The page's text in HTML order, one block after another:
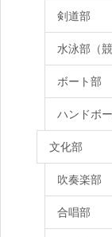
剣道部
水泳部（
ボート部
ハンドボ
文化部
吹奏楽部
合唱部